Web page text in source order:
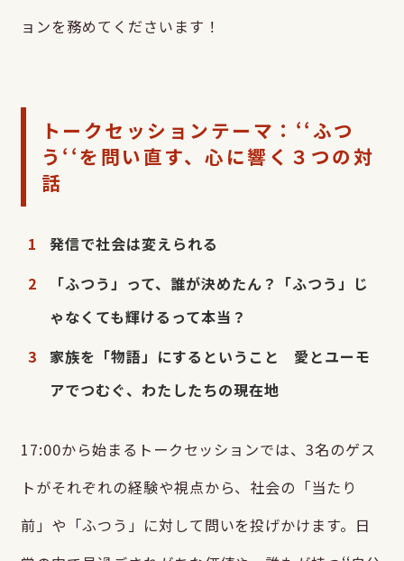
ョンを務めてくださいます！
トークセッションテーマ：‘‘ふつ
う‘‘を問い直す、心に響く３つの対
話
発信で社会は変えられる
「ふつう」って、誰が決めたん？「ふつう」じ
ゃなくても輝けるって本当？
家族を「物語」にするということ 愛とユーモ
アでつむぐ、わたしたちの現在地
17:00から始まるトークセッションでは、3名のゲス
トがそれぞれの経験や視点から、社会の「当たり
前」や「ふつう」に対して問いを投げかけます。日